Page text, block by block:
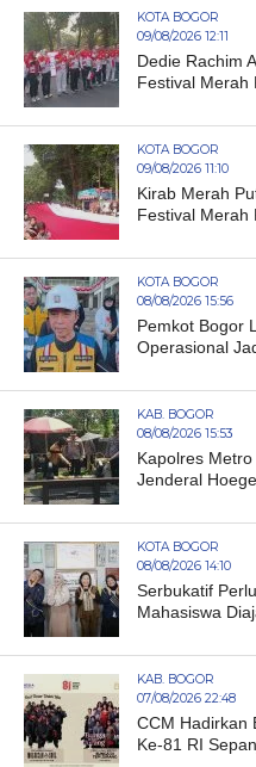
KOTA BOGOR
09/08/2026 12:11
Dedie Rachim
Festival Merah
KOTA BOGOR
09/08/2026 11:10
Kirab Merah
Festival Merah
KOTA BOGOR
08/08/2026 15:56
Pemkot Bogor
Operasional
KAB. BOGOR
08/08/2026 15:53
Kapolres
Jenderal
KOTA BOGOR
08/08/2026 14:10
Serbukatif
Mahasiswa
KAB. BOGOR
07/08/2026 22:48
CCM Hadirkan
Ke-81 RI